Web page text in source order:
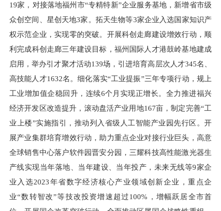
19家，对接落地福州市“专精特新”企业服务基地，新增省市级
众创空间、星创天地3家。拓天生物等3家企业入选国家知识产
权示范企业，实现零的突破。开展科创走廊建设增效行动，顺
利完成科创走廊三年建设目标，福州国际人才港鼓岭基地建成
启用，举办引才聚才活动139场，引进培育高层次人才345名、
高技能人才1632名。细化落实“工业提振”三年专项行动，规上
工业增加值企稳回升，连续6个月实现正增长。全力推进福兴
经济开发区改造提升，滚动盘活产业用地167亩，制定完善“工
业上楼”实施指引，推动列入省级人工智能产业园先行区。开
展产业集群培育增效行动，助力重点企业对接行业巨头，高意
全球销售中心落户软件园晋安分园，三耀科技高性能激光器生
产线实现当年落地、当年建设、当年投产，未来无线等9家企
业入选2023年省数字经济核心产业领域创新企业，重点企
业“数转智改”等技改投资增速超过100%，增幅跃居全市首